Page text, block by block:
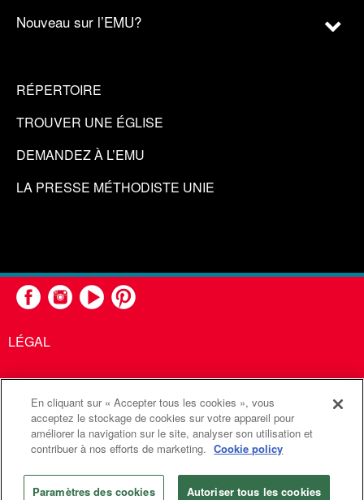
Nouveau sur l’EMU?
RÉPERTOIRE
TROUVER UNE ÉGLISE
DEMANDEZ À L’EMU
LA PRESSE MÉTHODISTE UNIE
LÉGAL
United Methodist Communications est une agence de l'Église
Méthodiste Unie
Communications Méthodistes Unies. Tous droits
réservés
En cliquant sur « Accepter tous les cookies », vous
acceptez le stockage de cookies sur votre appareil pour
améliorer la navigation sur le site, analyser son utilisation et
contribuer à nos efforts de marketing. Cookie policy
Paramètres des cookies Autoriser tous les cookies